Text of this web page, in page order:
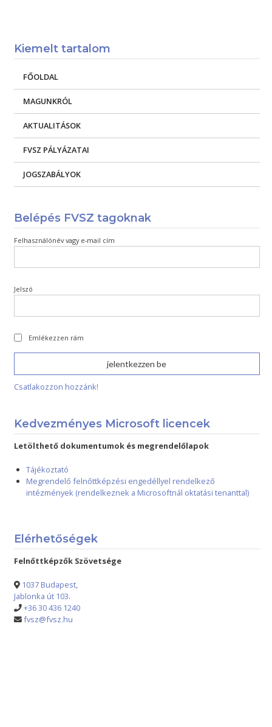
Kiemelt tartalom
FŐOLDAL
MAGUNKRÓL
AKTUALITÁSOK
FVSZ PÁLYÁZATAI
JOGSZABÁLYOK
Belépés FVSZ tagoknak
Felhasználónév vagy e-mail cím
Jelszó
Emlékezzen rám
Csatlakozzon hozzánk!
Kedvezményes Microsoft licencek
Letölthető dokumentumok és megrendelőlapok
Tájékoztató
Megrendelő felnőttképzési engedéllyel rendelkező
intézmények (rendelkeznek a Microsoftnál oktatási tenanttal)
Elérhetőségek
Felnőttképzők Szövetsége
1037 Budapest,
Jablonka út 103.
+36 30 436 1240
fvsz@fvsz.hu